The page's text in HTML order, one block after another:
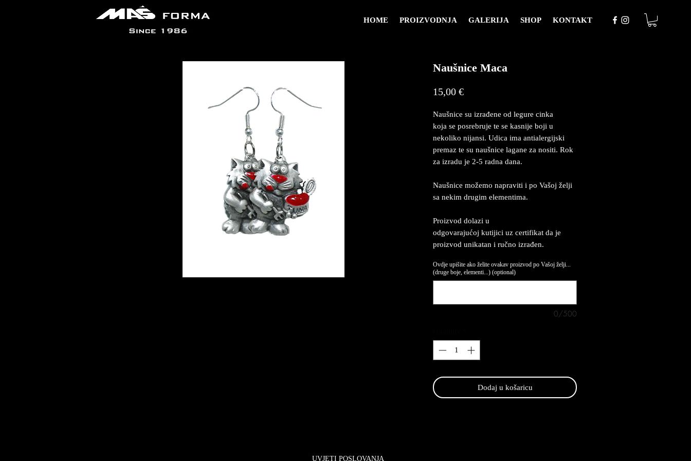
HOME PROIZVODNJA GALERIJA SHOP KONTAKT
Naušnice Maca
15,00 €Price
Naušnice su izrađene od legure cinka
koja se posrebruje te se kasnije boji u
nekoliko nijansi. Udica ima antialergijski
premaz te su naušnice lagane za nositi. Rok
za izradu je 2-5 radna dana.
Naušnice možemo napraviti i po Vašoj želji
sa nekim drugim elementima.
Proizvod dolazi u
odgovarajućoj kutijici uz certifikat da je
proizvod unikatan i ručno izrađen.
Ovdje upišite ako želite ovakav proizvod po Vašoj želji...
(druge boje, elementi...) (optional)
0/500
Dodaj u košaricu
UVJETI POSLOVANJA